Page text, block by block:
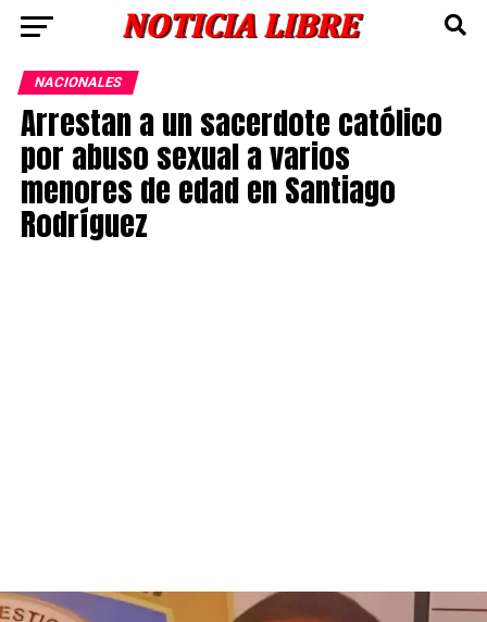
NACIONALES
Arrestan a un sacerdote católico
por abuso sexual a varios
menores de edad en Santiago
Rodríguez